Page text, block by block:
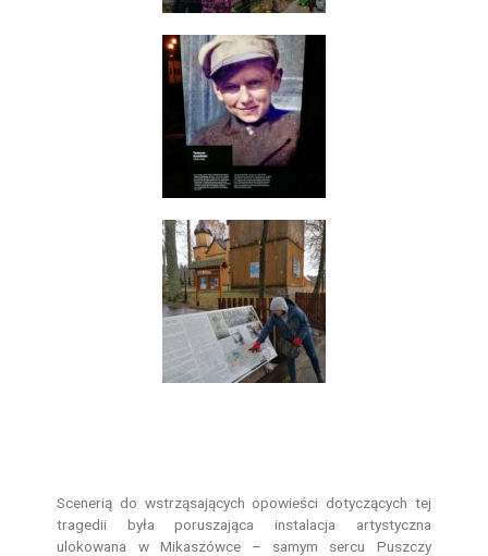
Scenerią do wstrząsających opowieści dotyczących tej
tragedii była poruszająca instalacja artystyczna
ulokowana w Mikaszówce – samym sercu Puszczy